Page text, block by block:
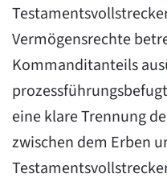
Vermögensrechte
Kommanditanteils
eine klare Trennung
zwischen dem Erben